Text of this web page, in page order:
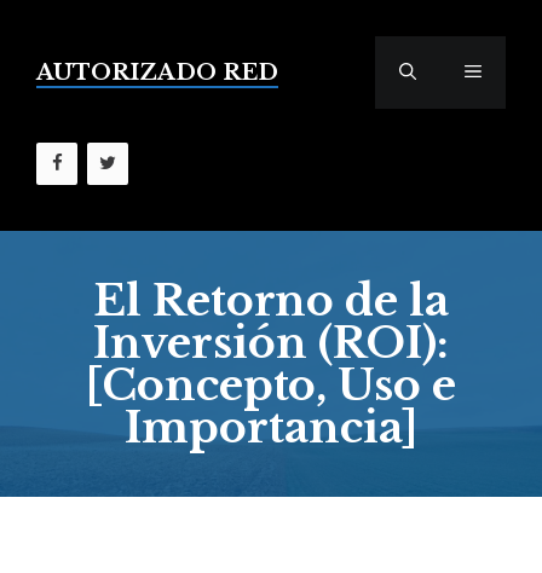
contenido
AUTORIZADO RED MENÚ
El Retorno de la
Inversión (ROI):
[Concepto, Uso e
Importancia]